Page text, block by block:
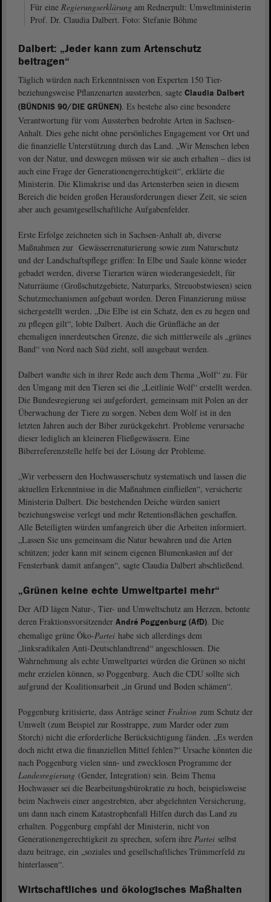
Für eine Regierungserklärung am Rednerpult: Umweltministerin
Prof. Dr. Claudia Dalbert. Foto: Stefanie Böhme
Dalbert: „Jeder kann zum Artenschutz
beitragen“
Täglich würden nach Erkenntnissen von Experten 150 Tier-
beziehungsweise Pflanzenarten aussterben, sagte Claudia Dalbert
(BÜNDNIS 90/DIE GRÜNEN). Es bestehe also eine besondere
Verantwortung für vom Aussterben bedrohte Arten in Sachsen-
Anhalt. Dies gehe nicht ohne persönliches Engagement vor Ort und
die finanzielle Unterstützung durch das Land. „Wir Menschen leben
von der Natur, und deswegen müssen wir sie auch erhalten – dies ist
auch eine Frage der Generationengerechtigkeit“, erklärte die
Ministerin. Die Klimakrise und das Artensterben seien in diesem
Bereich die beiden großen Herausforderungen dieser Zeit, sie seien
aber auch gesamtgesellschaftliche Aufgabenfelder.
Erste Erfolge zeichneten sich in Sachsen-Anhalt ab, diverse
Maßnahmen zur Gewässerrenaturierung sowie zum Naturschutz
und der Landschaftspflege griffen: In Elbe und Saale könne wieder
gebadet werden, diverse Tierarten wären wiederangesiedelt, für
Naturräume (Großschutzgebiete, Naturparks, Streuobstwiesen) seien
Schutzmechanismen aufgebaut worden. Deren Finanzierung müsse
sichergestellt werden. „Die Elbe ist ein Schatz, den es zu hegen und
zu pflegen gilt“, lobte Dalbert. Auch die Grünfläche an der
ehemaligen innerdeutschen Grenze, die sich mittlerweile als „grünes
Band“ von Nord nach Süd zieht, soll ausgebaut werden.
Dalbert wandte sich in ihrer Rede auch dem Thema „Wolf“ zu. Für
den Umgang mit den Tieren sei die „Leitlinie Wolf“ erstellt werden.
Die Bundesregierung sei aufgefordert, gemeinsam mit Polen an der
Überwachung der Tiere zu sorgen. Neben dem Wolf ist in den
letzten Jahren auch der Biber zurückgekehrt. Probleme verursache
dieser lediglich an kleineren Fließgewässern. Eine
Biberreferenzstelle helfe bei der Lösung der Probleme.
„Wir verbessern den Hochwasserschutz systematisch und lassen die
aktuellen Erkenntnisse in die Maßnahmen einfließen“, versicherte
Ministerin Dalbert. Die bestehenden Deiche würden saniert
beziehungsweise verlegt und mehr Retentionsflächen geschaffen.
Alle Beteiligten würden umfangreich über die Arbeiten informiert.
„Lassen Sie uns gemeinsam die Natur bewahren und die Arten
schützen; jeder kann mit seinem eigenen Blumenkasten auf der
Fensterbank damit anfangen“, sagte Claudia Dalbert abschließend.
„Grünen keine echte Umweltpartei mehr“
Der AfD lägen Natur-, Tier- und Umweltschutz am Herzen, betonte
deren Fraktionsvorsitzender André Poggenburg (AfD). Die
ehemalige grüne Öko-Partei habe sich allerdings dem
„linksradikalen Anti-Deutschlandtrend“ angeschlossen. Die
Wahrnehmung als echte Umweltpartei würden die Grünen so nicht
mehr erzielen können, so Poggenburg. Auch die CDU sollte sich
aufgrund der Koalitionsarbeit „in Grund und Boden schämen“.
Poggenburg kritisierte, dass Anträge seiner Fraktion zum Schutz der
Umwelt (zum Beispiel zur Rosstrappe, zum Marder oder zum
Storch) nicht die erforderliche Berücksichtigung fänden. „Es werden
doch nicht etwa die finanziellen Mittel fehlen?“ Ursache könnten die
nach Poggenburg vielen sinn- und zwecklosen Programme der
Landesregierung (Gender, Integration) sein. Beim Thema
Hochwasser sei die Bearbeitungsbürokratie zu hoch, beispielsweise
beim Nachweis einer angestrebten, aber abgelehnten Versicherung,
um dann nach einem Katastrophenfall Hilfen durch das Land zu
erhalten. Poggenburg empfahl der Ministerin, nicht von
Generationengerechtigkeit zu sprechen, sofern ihre Partei selbst
dazu beitrage, ein „soziales und gesellschaftliches Trümmerfeld zu
hinterlassen“.
Wirtschaftliches und ökologisches Maßhalten